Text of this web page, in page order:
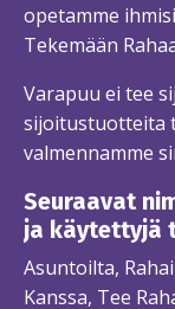
opetamme
Tekemään
Varapuu ei tee
sijoitustuotteita
valmennamme
Seuraavat
ja käytettyjä
Asuntoilta,
Kanssa, Tee